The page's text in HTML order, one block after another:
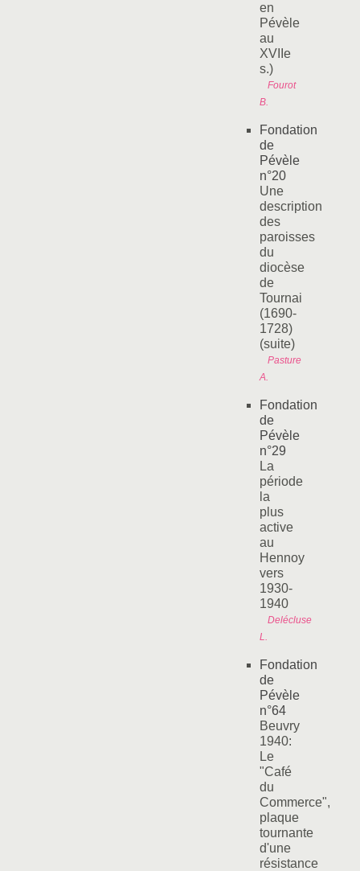
en
Pévèle
au
XVIIe
s.)
Fourot
B.
Fondation
de
Pévèle
n°20
Une
description
des
paroisses
du
diocèse
de
Tournai
(1690-
1728)
(suite)
Pasture
A.
Fondation
de
Pévèle
n°29
La
période
la
plus
active
au
Hennoy
vers
1930-
1940
Delécluse
L.
Fondation
de
Pévèle
n°64
Beuvry
1940:
Le
"Café
du
Commerce",
plaque
tournante
d'une
résistance